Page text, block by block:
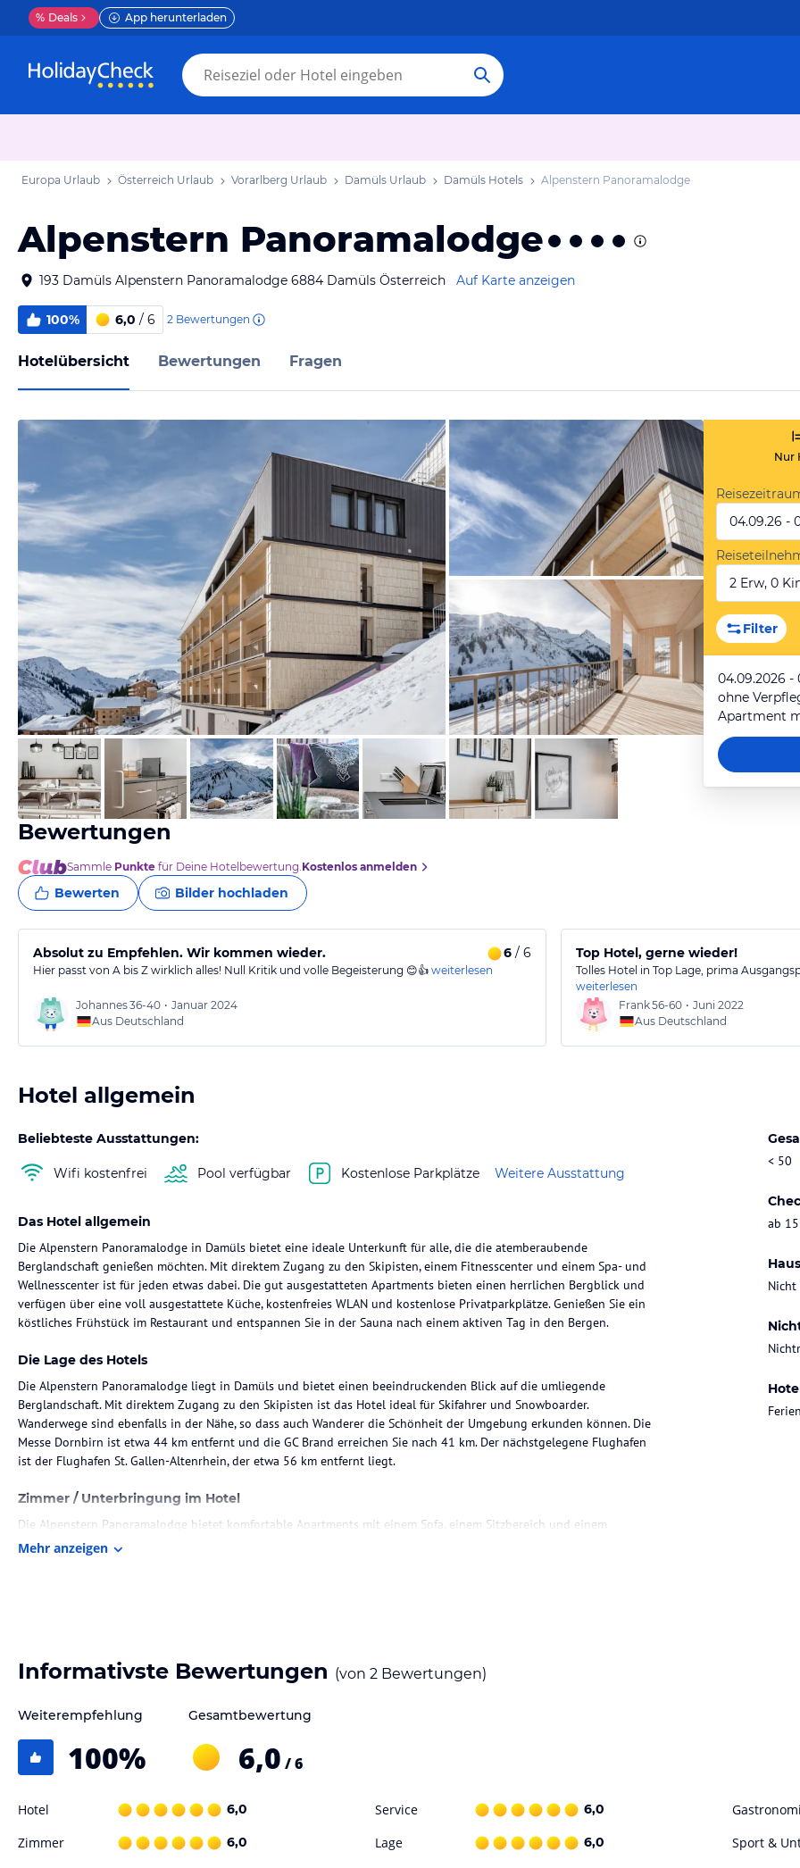
% Deals App herunterladen
Europa Urlaub Österreich Urlaub Vorarlberg Urlaub Damüls Urlaub Damüls Hotels Alpenstern Panoramalodge
Alpenstern Panoramalodge
193 Damüls Alpenstern Panoramalodge 6884 Damüls Österreich Auf Karte anzeigen
100% 6,0 / 6 2 Bewertungen
Hotelübersicht Bewertungen Fragen
von Expedia
von Expedia
von Expedia
Nur
04.09.26 -
2 Erw, 0
Filter
04.09.2026 -
ohne
Apartment
Bewertungen
Sammle Punkte für Deine Hotelbewertung.Kostenlos anmelden
Bewerten Bilder hochladen
Absolut zu Empfehlen. Wir kommen wieder. 6 / 6
Hier passt von A bis Z wirklich alles! Null Kritik und volle Begeisterung 😊👍 weiterlesen
Johannes36-40 • Januar 2024
Aus Deutschland
Top Hotel, gerne wieder!
Tolles Hotel in Top Lage, prima
weiterlesen
Frank56-60 • Juni 2022
Aus Deutschland
Hotel allgemein
Beliebteste Ausstattungen:
Wifi kostenfrei Pool verfügbar Kostenlose Parkplätze Weitere Ausstattung
< 50
ab
Das Hotel allgemein
Die Alpenstern Panoramalodge in Damüls bietet eine ideale Unterkunft für alle, die die atemberaubende
Berglandschaft genießen möchten. Mit direktem Zugang zu den Skipisten, einem Fitnesscenter und einem Spa- und
Wellnesscenter ist für jeden etwas dabei. Die gut ausgestatteten Apartments bieten einen herrlichen Bergblick und
verfügen über eine voll ausgestattete Küche, kostenfreies WLAN und kostenlose Privatparkplätze. Genießen Sie ein
köstliches Frühstück im Restaurant und entspannen Sie in der Sauna nach einem aktiven Tag in den Bergen.
Die Lage des Hotels
Die Alpenstern Panoramalodge liegt in Damüls und bietet einen beeindruckenden Blick auf die umliegende
Berglandschaft. Mit direktem Zugang zu den Skipisten ist das Hotel ideal für Skifahrer und Snowboarder.
Wanderwege sind ebenfalls in der Nähe, so dass auch Wanderer die Schönheit der Umgebung erkunden können. Die
Messe Dornbirn ist etwa 44 km entfernt und die GC Brand erreichen Sie nach 41 km. Der nächstgelegene Flughafen
ist der Flughafen St. Gallen-Altenrhein, der etwa 56 km entfernt liegt.
Zimmer / Unterbringung im Hotel
Die Alpenstern Panoramalodge bietet komfortable Apartments mit einem Sofa, einem Sitzbereich und einem
Flachbild-Sat-TV. Jedes Apartment verfügt über eine gut ausgestattete Küche mit einem Essbereich, einen Safe und
Beginnen Sie Ihren Tag mit einem köstlichen Frühstück, das im Restaurant der Alpenstern Panoramalodge serviert
wird. Sie haben die Wahl zwischen einem kontinentalen, englischen/irischen oder amerikanischen Frühstück, um
Sport und Unterhaltung
Die Alpenstern Panoramalodge bietet verschiedene Möglichkeiten für sportliche Aktivitäten und Entspannung.
Direkt vor der Haustür können Sie Skifahren oder Wandern. Eine Verkaufsstelle für Skipässe und eine
Skiaufbewahrung sind ebenfalls vorhanden, um Ihren Aufenthalt noch angenehmer zu gestalten.
Mehr anzeigen
Informativste Bewertungen (von 2 Bewertungen)
Weiterempfehlung
100%
Gesamtbewertung
6,0 / 6
Hotel 6,0 Service 6,0
Zimmer 6,0 Lage 6,0 Sport &